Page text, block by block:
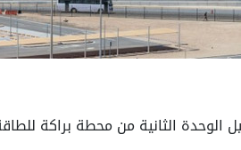
الثانية من محطة براكة